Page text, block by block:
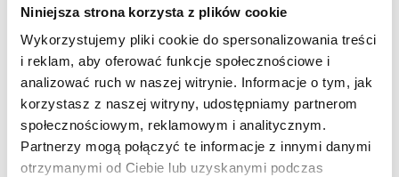
Niniejsza strona korzysta z plików cookie
Wykorzystujemy pliki cookie do spersonalizowania treści
i reklam, aby oferować funkcje społecznościowe i
analizować ruch w naszej witrynie. Informacje o tym, jak
korzystasz z naszej witryny, udostępniamy partnerom
społecznościowym, reklamowym i analitycznym.
Partnerzy mogą połączyć te informacje z innymi danymi
otrzymanymi od Ciebie lub uzyskanymi podczas
Korzonek® Z w proszku